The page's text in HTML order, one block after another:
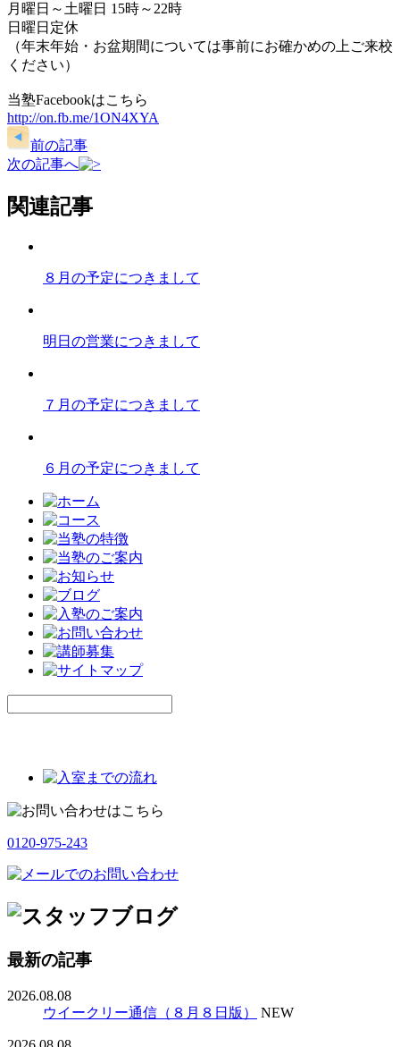
月曜日～土曜日 15時～22時
日曜日定休
（年末年始・お盆期間については事前にお確かめの上ご来校
ください）
当塾Facebookはこちら
http://on.fb.me/1ON4XYA
前の記事
次の記事へ
関連記事
８月の予定につきまして
明日の営業につきまして
７月の予定につきまして
６月の予定につきまして
0120-975-243
最新の記事
2026.08.08
ウイークリー通信（８月８日版）
NEW